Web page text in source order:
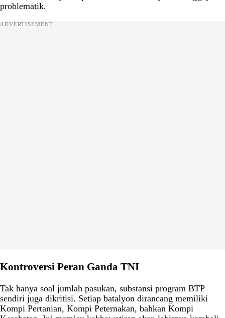
problematik.
ADVERTISEMENT
Kontroversi Peran Ganda TNI
Tak hanya soal jumlah pasukan, substansi program BTP
sendiri juga dikritisi. Setiap batalyon dirancang memiliki
Kompi Pertanian, Kompi Peternakan, bahkan Kompi